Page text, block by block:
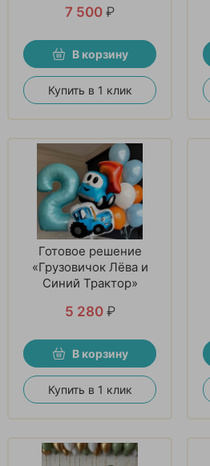
7 500 ₽
В корзину
Купить в 1 клик
Готовое решение
«Грузовичок Лёва и
Синий Трактор»
5 280 ₽
В корзину
Купить в 1 клик